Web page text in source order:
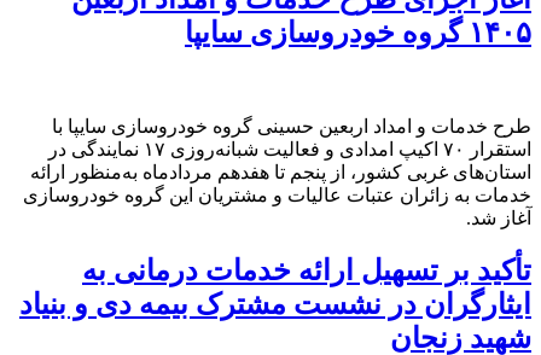
۱۴۰۵ گروه خودروسازی سایپا
طرح خدمات و امداد اربعین حسینی گروه خودروسازی سایپا با
استقرار ۷۰ اکیپ امدادی و فعالیت شبانه‌روزی ۱۷ نمایندگی در
استان‌های غربی کشور، از پنجم تا هفدهم مردادماه به‌منظور ارائه
خدمات به زائران عتبات عالیات و مشتریان این گروه خودروسازی
آغاز شد.
تأکید بر تسهیل ارائه خدمات درمانی به
ایثارگران در نشست مشترک بیمه دی و بنیاد
شهید زنجان